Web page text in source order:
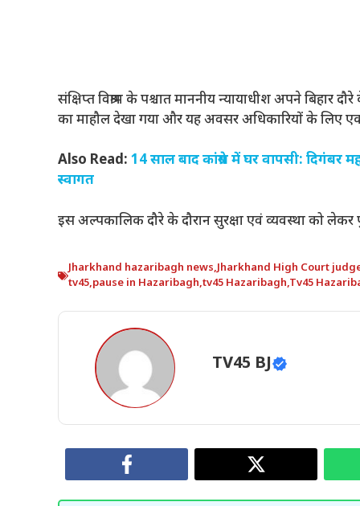
संक्षिप्त विश्राम के पश्चात माननीय न्यायाधीश अपने
का माहौल देखा गया और यह अवसर अधिकारियों के लिए
Also Read: 14 साल बाद कांग्रेस में घर वापसी: दिगंबर
स्वागत
इस अल्पकालिक दौरे के दौरान सुरक्षा एवं व्यवस्था को लेकर
Jharkhand hazaribagh news,Jharkhand High Court
tv45,pause in Hazaribagh,tv45 Hazaribagh,Tv45
TV45 BJ